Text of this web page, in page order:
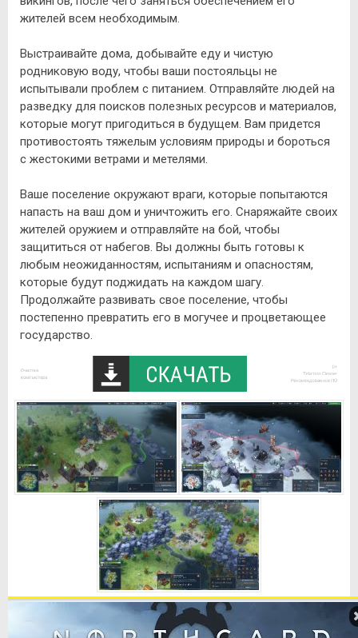
жителей всем необходимым.
Выстраивайте дома, добывайте еду и чистую
родниковую воду, чтобы ваши постояльцы не
испытывали проблем с питанием. Отправляйте людей на
разведку для поисков полезных ресурсов и материалов,
которые могут пригодиться в будущем. Вам придется
противостоять тяжелым условиям природы и бороться
с жестокими ветрами и метелями.
Ваше поселение окружают враги, которые попытаются
напасть на ваш дом и уничтожить его. Снаряжайте своих
жителей оружием и отправляйте на бой, чтобы
защититься от набегов. Вы должны быть готовы к
любым неожиданностям, испытаниям и опасностям,
которые будут поджидать на каждом шагу.
Продолжайте развивать свое поселение, чтобы
постепенно превратить его в могучее и процветающее
государство.